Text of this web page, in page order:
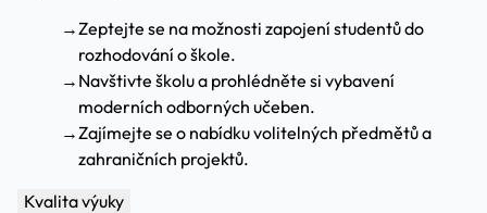
→Zeptejte se na možnosti zapojení studentů do
rozhodování o škole.
→ Navštivte školu a prohlédněte si vybavení
moderních odborných učeben.
→Zajímejte se o nabídku volitelných předmětů a
zahraničních projektů.
Kvalita výuky